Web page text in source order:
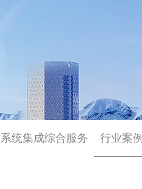
系统集成综合服务 行业案例